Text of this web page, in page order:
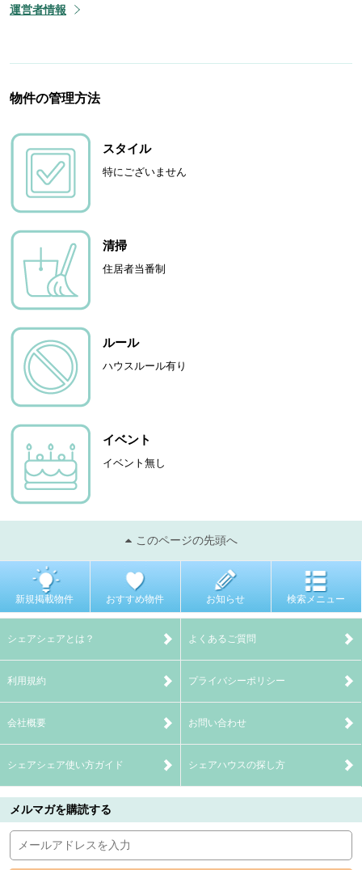
運営者情報
物件の管理方法
スタイル
特にございません
清掃
住居者当番制
ルール
ハウスルール有り
イベント
イベント無し
このページの先頭へ
新規掲載物件 おすすめ物件 お知らせ 検索メニュー
シェアシェアとは？ よくあるご質問
利用規約 プライバシーポリシー
会社概要 お問い合わせ
シェアシェア使い方ガイド シェアハウスの探し方
メルマガを購読する